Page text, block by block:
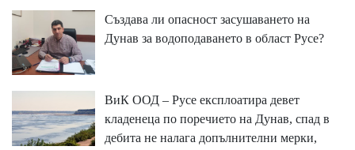
Създава ли опасност засушаването на
Дунав за водоподаването в област Русе?
ВиК ООД – Русе експлоатира девет
кладенеца по поречието на Дунав, спад в
дебита не налага допълнителни мерки,